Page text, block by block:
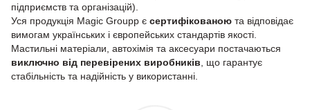
підприємств та організацій).
Уся продукція Magic Groupp є сертифікованою та відповідає
вимогам українських і європейських стандартів якості.
Мастильні матеріали, автохімія та аксесуари постачаються
виключно від перевірених виробників, що гарантує
стабільність та надійність у використанні.